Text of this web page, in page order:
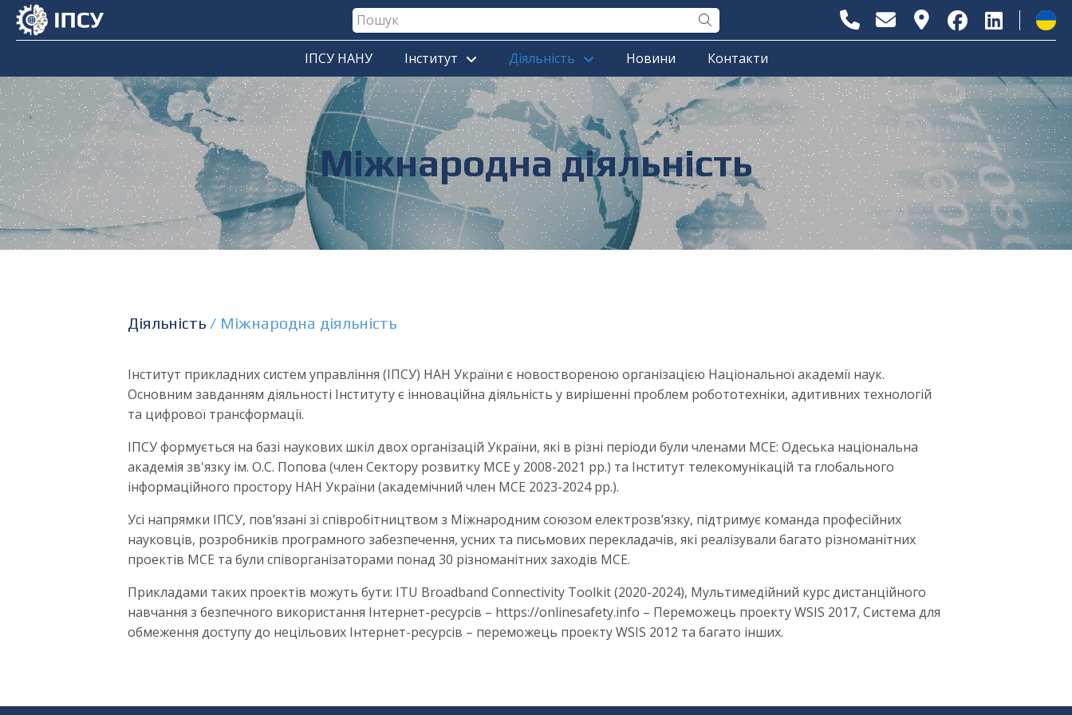
ІПСУ НАНУ Інститут Діяльність Новини Контакти
Міжнародна діяльність
Діяльність / Міжнародна діяльність
Інститут прикладних систем управління (ІПСУ) НАН України є новоствореною організацією Національної академії наук.
Основним завданням діяльності Інституту є інноваційна діяльність у вирішенні проблем робототехніки, адитивних технологій
та цифрової трансформації.
ІПСУ формується на базі наукових шкіл двох організацій України, які в різні періоди були членами МСЕ: Одеська національна
академія зв'язку ім. О.С. Попова (член Сектору розвитку МСЕ у 2008-2021 рр.) та Інститут телекомунікацій та глобального
інформаційного простору НАН України (академічний член МСЕ 2023-2024 рр.).
Усі напрямки ІПСУ, пов’язані зі співробітництвом з Міжнародним союзом електрозв’язку, підтримує команда професійних
науковців, розробників програмного забезпечення, усних та письмових перекладачів, які реалізували багато різноманітних
проектів МСЕ та були співорганізаторами понад 30 різноманітних заходів МСЕ.
Прикладами таких проектів можуть бути: ITU Broadband Connectivity Toolkit (2020-2024), Мультимедійний курс дистанційного
навчання з безпечного використання Інтернет-ресурсів – https://onlinesafety.info – Переможець проекту WSIS 2017, Система для
обмеження доступу до нецільових Інтернет-ресурсів – переможець проекту WSIS 2012 та багато інших.